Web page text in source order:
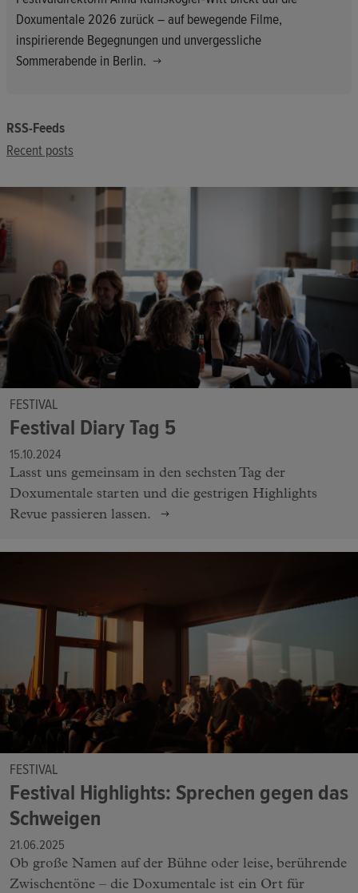
Doxumentale 2026 zurück – auf bewegende Filme,
inspirierende Begegnungen und unvergessliche
Sommerabende in Berlin.
RSS-Feeds
Recent posts
FESTIVAL
Festival Diary Tag 5
15.10.2024
Lasst uns gemeinsam in den sechsten Tag der
Doxumentale starten und die gestrigen Highlights
Revue passieren lassen.
FESTIVAL
Festival Highlights: Sprechen gegen das
Schweigen
21.06.2025
Ob große Namen auf der Bühne oder leise, berührende
Zwischentöne – die Doxumentale ist ein Ort für